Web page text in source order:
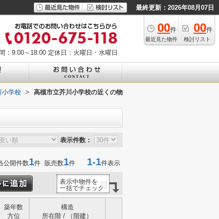
最終更新：2026年08月07日
00件
最近見た物件
00件
検討リスト
：9:00～18:00 定休日：火曜日・水曜日
小学校 > 高槻市立芥川小学校の近くの物
表示件数：
公開件数1件 販売数1件 1-1件表示
表示中物件を
一括でチェック
築年数
方位
構造
所在階 / （階建）